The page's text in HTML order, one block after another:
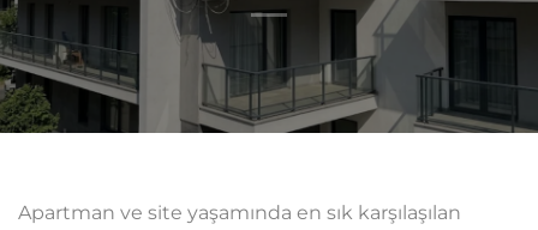
Apartman ve site yaşamında en sık karşılaşılan